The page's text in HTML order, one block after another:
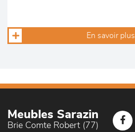
En savoir plus
Meubles Sarazin
Brie Comte Robert (77)